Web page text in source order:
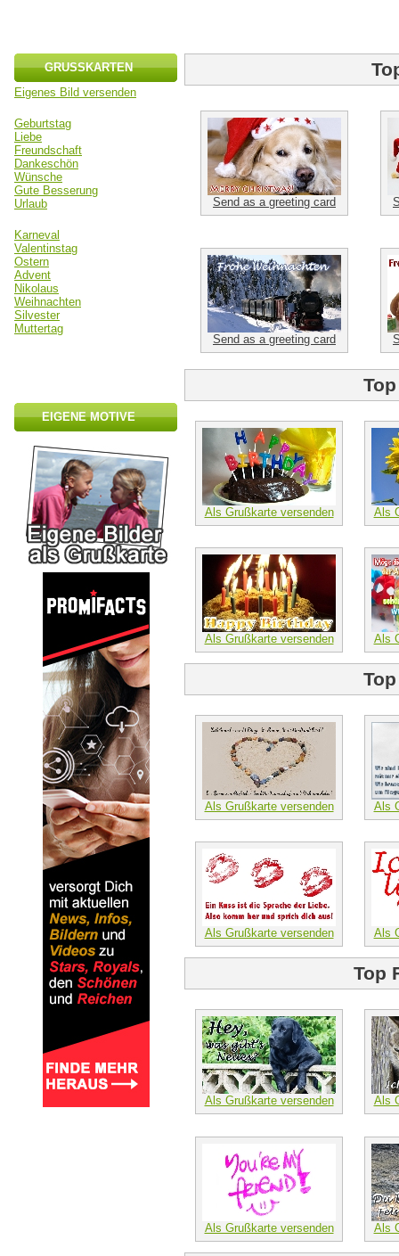
GRUSSKARTEN
Eigenes Bild versenden
Geburtstag
Liebe
Freundschaft
Dankeschön
Wünsche
Gute Besserung
Urlaub
Karneval
Valentinstag
Ostern
Advent
Nikolaus
Weihnachten
Silvester
Muttertag
EIGENE MOTIVE
Send as a greeting card
Send as a greeting card
Als Grußkarte versenden Als
Als Grußkarte versenden Als
Als Grußkarte versenden Als
Als Grußkarte versenden Als
Top
Als Grußkarte versenden Als
Als Grußkarte versenden Als